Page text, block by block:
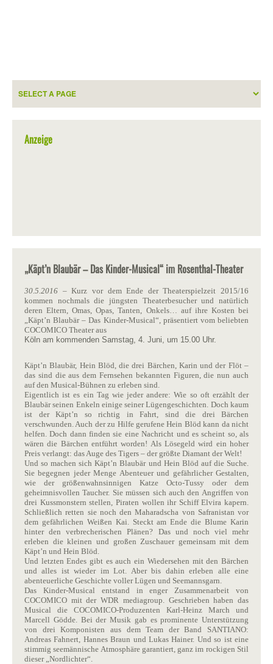
Anzeige
„Käpt’n Blaubär – Das Kinder-Musical“ im Rosenthal-Theater
30.5.2016 – Kurz vor dem Ende der Theaterspielzeit 2015/16
kommen nochmals die jüngsten Theaterbesucher und natürlich
deren Eltern, Omas, Opas, Tanten, Onkels… auf ihre Kosten bei
„Käpt’n Blaubär – Das Kinder-Musical“, präsentiert vom beliebten
COCOMICO Theater aus
Köln am kommenden Samstag, 4. Juni, um 15.00 Uhr.
Käpt’n Blaubär, Hein Blöd, die drei Bärchen, Karin und der Flöt –
das sind die aus dem Fernsehen bekannten Figuren, die nun auch
auf den Musical-Bühnen zu erleben sind.
Eigentlich ist es ein Tag wie jeder andere: Wie so oft erzählt der
Blaubär seinen Enkeln einige seiner Lügengeschichten. Doch kaum
ist der Käpt’n so richtig in Fahrt, sind die drei Bärchen
verschwunden. Auch der zu Hilfe gerufene Hein Blöd kann da nicht
helfen. Doch dann finden sie eine Nachricht und es scheint so, als
wären die Bärchen entführt worden! Als Lösegeld wird ein hoher
Preis verlangt: das Auge des Tigers – der größte Diamant der Welt!
Und so machen sich Käpt’n Blaubär und Hein Blöd auf die Suche.
Sie begegnen jeder Menge Abenteuer und gefährlicher Gestalten,
wie der größenwahnsinnigen Katze Octo-Tussy oder dem
geheimnisvollen Taucher. Sie müssen sich auch den Angriffen von
drei Kussmonstern stellen, Piraten wollen ihr Schiff Elvira kapern.
Schließlich retten sie noch den Maharadscha von Safranistan vor
dem gefährlichen Weißen Kai. Steckt am Ende die Blume Karin
hinter den verbrecherischen Plänen? Das und noch viel mehr
erleben die kleinen und großen Zuschauer gemeinsam mit dem
Käpt’n und Hein Blöd.
Und letzten Endes gibt es auch ein Wiedersehen mit den Bärchen
und alles ist wieder im Lot. Aber bis dahin erleben alle eine
abenteuerliche Geschichte voller Lügen und Seemannsgarn.
Das Kinder-Musical entstand in enger Zusammenarbeit von
COCOMICO mit der WDR mediagroup. Geschrieben haben das
Musical die COCOMICO-Produzenten Karl-Heinz March und
Marcell Gödde. Bei der Musik gab es prominente Unterstützung
von drei Komponisten aus dem Team der Band SANTIANO:
Andreas Fahnert, Hannes Braun und Lukas Hainer. Und so ist eine
stimmig seemännische Atmosphäre garantiert, ganz im rockigen Stil
dieser „Nordlichter“.